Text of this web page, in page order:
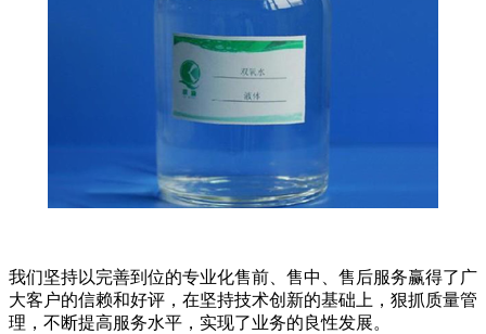
我们坚持以完善到位的专业化售前、售中、售后服务赢得了广
大客户的信赖和好评，在坚持技术创新的基础上，狠抓质量管
理，不断提高服务水平，实现了业务的良性发展。